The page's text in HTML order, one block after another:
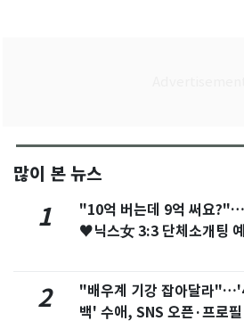
많이 본 뉴스
1
"10억 버는데 9억 써요
♥닉스女 3:3 단체소개팅
2
"배우계 기강 잡아달라
백' 수애, SNS 오픈·프로필